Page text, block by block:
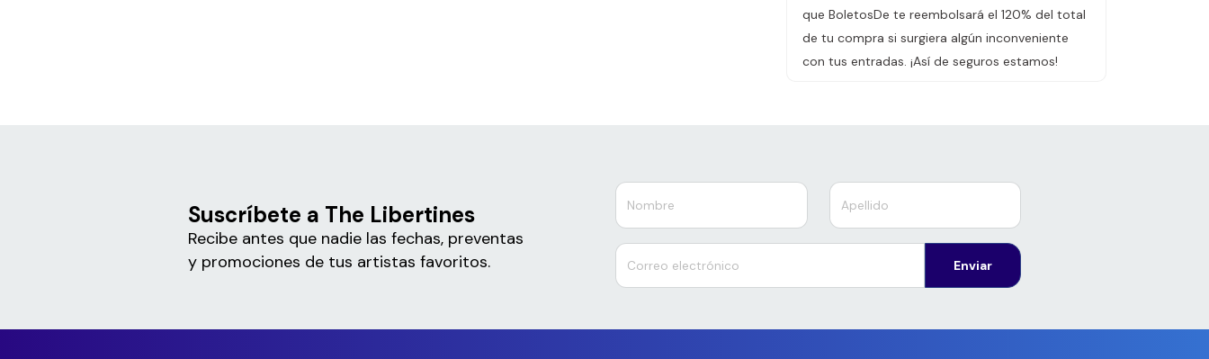
que BoletosDe te reembolsará el 120% del total
de tu compra si surgiera algún inconveniente
con tus entradas. ¡Así de seguros estamos!
Suscríbete a The Libertines
Recibe antes que nadie las fechas, preventas
y promociones de tus artistas favoritos.
Enviar